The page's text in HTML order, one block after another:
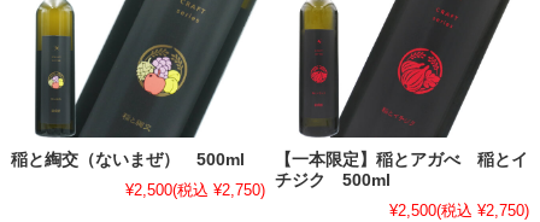
稲と綯交（ないまぜ） 500ml
¥2,500(税込 ¥2,750)
【一本限定】稲とアガべ 稲とイ
チジク 500ml
¥2,500(税込 ¥2,750)